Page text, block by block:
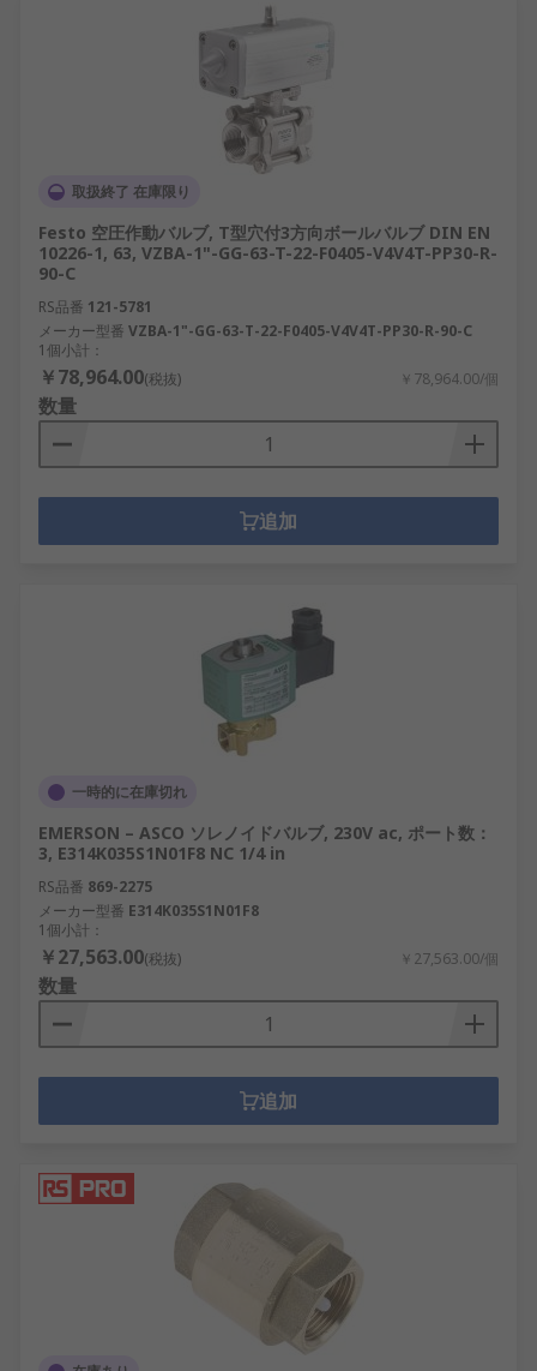
取扱終了 在庫限り
Festo 空圧作動バルブ, T型穴付3方向ボールバルブ DIN EN
10226-1, 63, VZBA-1"-GG-63-T-22-F0405-V4V4T-PP30-R-
90-C
RS品番 121-5781
メーカー型番 VZBA-1"-GG-63-T-22-F0405-V4V4T-PP30-R-90-C
1個小計：
￥78,964.00(税抜) ￥78,964.00/個
数量
追加
一時的に在庫切れ
EMERSON – ASCO ソレノイドバルブ, 230V ac, ポート数：
3, E314K035S1N01F8 NC 1/4 in
RS品番 869-2275
メーカー型番 E314K035S1N01F8
1個小計：
￥27,563.00(税抜) ￥27,563.00/個
数量
追加